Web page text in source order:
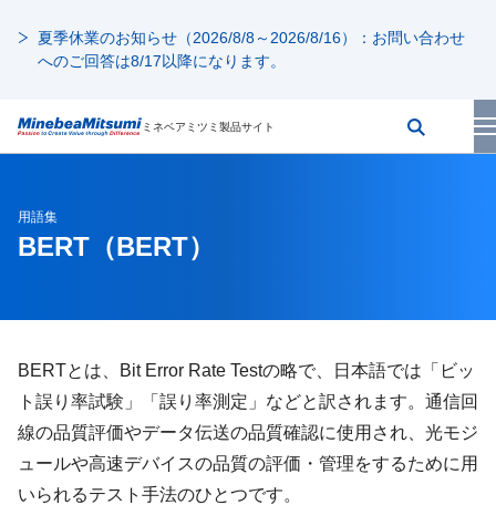
夏季休業のお知らせ（2026/8/8～2026/8/16）：お問い合わせ
へのご回答は8/17以降になります。
ミネベアミツミ製品サイト
用語集
BERT （BERT）
BERTとは、Bit Error Rate Testの略で、日本語では「ビッ
ト誤り率試験」「誤り率測定」などと訳されます。通信回
線の品質評価やデータ伝送の品質確認に使用され、光モジ
ュールや高速デバイスの品質の評価・管理をするために用
いられるテスト手法のひとつです。